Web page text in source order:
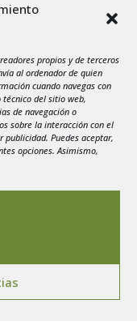
propios y de terceros
al ordenador de quien
cuando navegas con
del sitio web,
de navegación o
sobre la interacción con el
Puedes aceptar,
opciones. Asimismo,
1
2
8
9
15
16
22
23